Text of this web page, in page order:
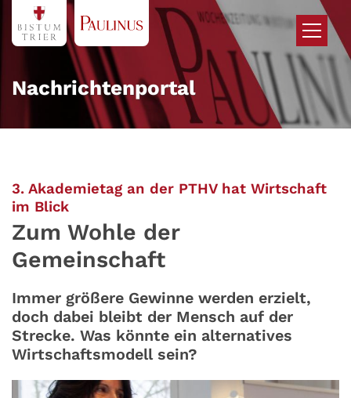
Zum Inhalt springen
Nachrichtenportal
3. Akademietag an der PTHV hat Wirtschaft
im Blick:
Zum Wohle der
Gemeinschaft
Immer größere Gewinne werden erzielt,
doch dabei bleibt der Mensch auf der
Strecke. Was könnte ein alternatives
Wirtschaftsmodell sein?